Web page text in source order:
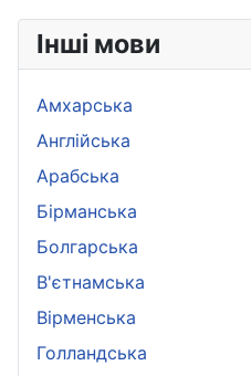
Інші мови
Амхарська
Aнглійська
Арабська
Бірманська
Болгарська
B'єтнамська
Вірменська
Голландська